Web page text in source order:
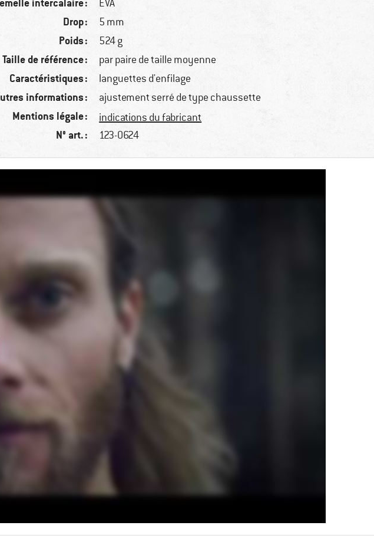
intercalaire : EVA
Drop : 5 mm
Poids : 524 g
Taille de référence : par paire de taille moyenne
Caractéristiques : languettes d'enfilage
informations : ajustement serré de type chaussette
Mentions légale : indications du fabricant
N° art. : 123-0624